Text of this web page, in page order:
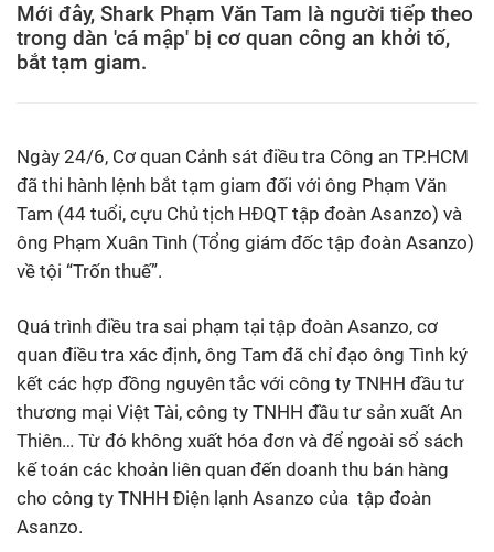
Mới đây, Shark Phạm Văn Tam là người tiếp theo
trong dàn 'cá mập' bị cơ quan công an khởi tố,
bắt tạm giam.
Ngày 24/6, Cơ quan Cảnh sát điều tra Công an TP.HCM
đã thi hành lệnh bắt tạm giam đối với ông Phạm Văn
Tam (44 tuổi, cựu Chủ tịch HĐQT tập đoàn Asanzo) và
ông Phạm Xuân Tình (Tổng giám đốc tập đoàn Asanzo)
về tội “Trốn thuế”.
Quá trình điều tra sai phạm tại tập đoàn Asanzo, cơ
quan điều tra xác định, ông Tam đã chỉ đạo ông Tình ký
kết các hợp đồng nguyên tắc với công ty TNHH đầu tư
thương mại Việt Tài, công ty TNHH đầu tư sản xuất An
Thiên… Từ đó không xuất hóa đơn và để ngoài sổ sách
kế toán các khoản liên quan đến doanh thu bán hàng
cho công ty TNHH Điện lạnh Asanzo của tập đoàn
Asanzo.